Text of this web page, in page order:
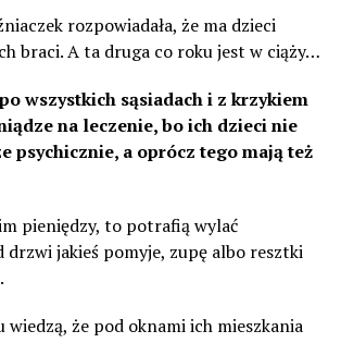
rozpowiadała, że ​​ma dzieci
braci. A ta druga co roku jest w ciąży…
wszystkich sąsiadach i z krzykiem
na leczenie, bo ich dzieci nie
psychicznie, a oprócz tego mają też
pieniędzy, to potrafią wylać
drzwi jakieś pomyje, zupę albo resztki
wiedzą, że pod oknami ich mieszkania